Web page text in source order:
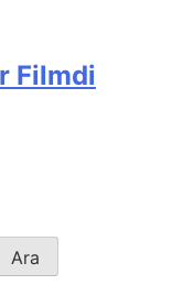
Filmdi
Ara